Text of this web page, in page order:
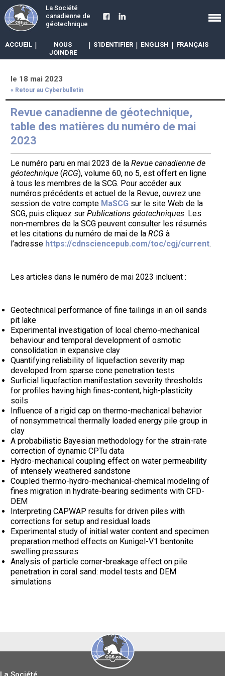
La Société
canadienne de
géotechnique
ACCUEIL |
NOUS
JOINDRE
| S'IDENTIFIER | ENGLISH | FRANÇAIS
le 18 mai 2023
« Retour au Cyberbulletin
Revue canadienne de géotechnique,
table des matières du numéro de mai
2023
Le numéro paru en mai 2023 de laRevue canadienne de
géotechnique (RCG), volume 60, no 5, est offert en ligne
à tous les membres de la SCG. Pour accéder aux
numéros précédents et actuel de la Revue, ouvrez une
session de votre compte MaSCG sur le site Web de la
SCG, puis cliquez surPublications géotechniques. Les
non-membres de la SCG peuvent consulter les résumés
et les citations du numéro de mai de laRCG à
l’adresse https://cdnsciencepub.com/toc/cgj/current.
Les articles dans le numéro de mai 2023 incluent :
Geotechnical performance of fine tailings in an oil sands
pit lake
Experimental investigation of local chemo-mechanical
behaviour and temporal development of osmotic
consolidation in expansive clay
Quantifying reliability of liquefaction severity map
developed from sparse cone penetration tests
Surficial liquefaction manifestation severity thresholds
for profiles having high fines-content, high-plasticity
soils
Influence of a rigid cap on thermo-mechanical behavior
of nonsymmetrical thermally loaded energy pile group in
clay
A probabilistic Bayesian methodology for the strain-rate
correction of dynamic CPTu data
Hydro-mechanical coupling effect on water permeability
of intensely weathered sandstone
Coupled thermo-hydro-mechanical-chemical modeling of
fines migration in hydrate-bearing sediments with CFD-
DEM
Interpreting CAPWAP results for driven piles with
corrections for setup and residual loads
Experimental study of initial water content and specimen
preparation method effects on Kunigel-V1 bentonite
swelling pressures
Analysis of particle corner-breakage effect on pile
penetration in coral sand: model tests and DEM
simulations